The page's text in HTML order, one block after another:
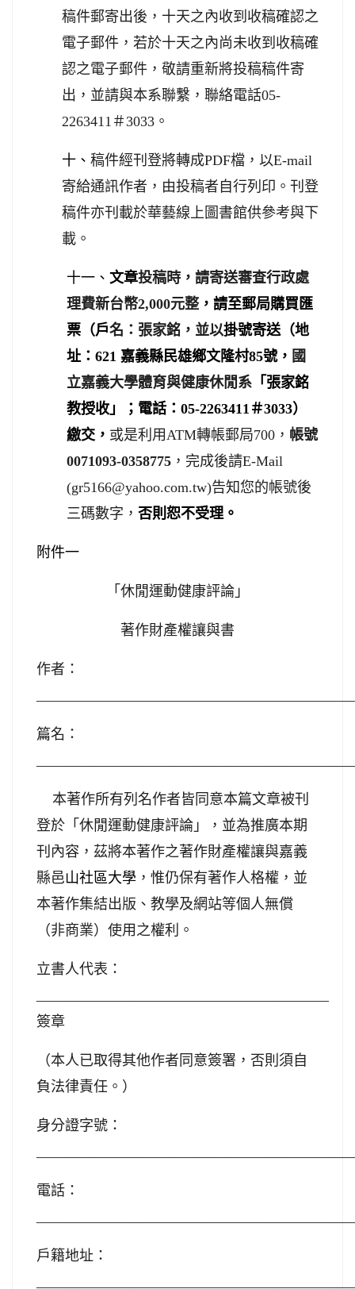
稿件郵寄出後，十天之內收到收稿確認之
電子郵件，若於十天之內尚未收到收稿確
認之電子郵件，敬請重新將投稿稿件寄
出，並請與本系聯繫，聯絡電話05-
2263411 ＃3033 。
十、 稿件經刊登將轉成PDF檔，以E-mail
寄給通訊作者，由投稿者自行列印。刊登
稿件亦刊載於華藝線上圖書館供參考與下
載。
十一、 文章投稿時，請寄送審查行政處
理費新台幣2,000元整，請至郵局購買匯
票（戶名：張家銘，並以掛號寄送（地
址： 621 嘉義縣民雄鄉文隆村85號， 國
立嘉義大學體育與健康休閒系「張家銘
教授收」；電話： 05-2263411 ＃3033）
繳交， 或是利用ATM轉帳郵局700， 帳號
0071093-0358775，完成後請E-Mail
(gr5166@yahoo.com.tw)告知您的帳號後
三碼數字 ， 否則恕不受理。
附件一
「休閒運動健康評論」
著作財產權讓與書
作者：
篇名：
本著作所有列名作者皆同意本篇文章被刊
登於「休閒運動健康評論」，並為推廣本期
刊內容，茲將本著作之著作財產權讓與嘉義
縣邑山社區大學 ，惟仍保有著作人格權，並
本著作集結出版、教學及網站等個人無償
（非商業）使用之權利。
立書人代表：
簽章
（本人已取得其他作者同意簽署，否則須自
負法律責任。）
身分證字號：
電話：
戶籍地址：